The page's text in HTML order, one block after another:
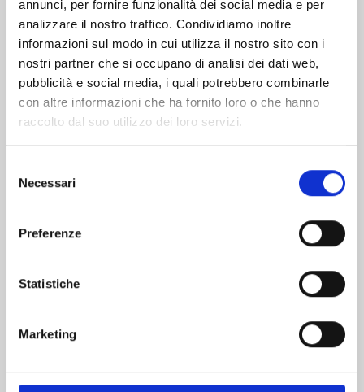
annunci, per fornire funzionalità dei social media e per
analizzare il nostro traffico. Condividiamo inoltre
informazioni sul modo in cui utilizza il nostro sito con i
nostri partner che si occupano di analisi dei dati web,
pubblicità e social media, i quali potrebbero combinarle
con altre informazioni che ha fornito loro o che hanno
raccolto dal suo utilizzo dei loro servizi.
delNecessari
Preferenze
Statistiche
Marketing
€ 6,90